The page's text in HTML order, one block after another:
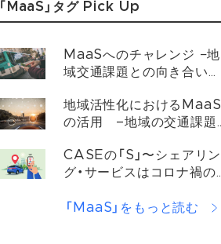
「MaaS」タグ Pick Up
MaaSへのチャレンジ −地
域交通課題との向き合い方
地域活性化におけるMaaS
の活用 –地域の交通課題
みについて
CASEの「S」〜シェアリン
グ・サービスはコロナ禍の
「MaaS」をもっと読む